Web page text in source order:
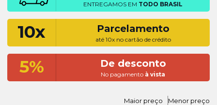
ENTREGAMOS EM TODO BRASIL
10x Parcelamento
até 10x no cartão de crédito
5% De desconto
No pagamento à vista
Maior preço Menor preço